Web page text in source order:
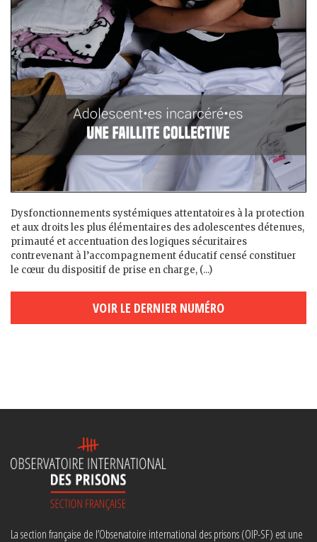
Dysfonctionnements systémiques attentatoires à la protection
et aux droits les plus élémentaires des adolescent·es détenu·es,
primauté et accentuation des logiques sécuritaires
contrevenant à l’accompagnement éducatif censé constituer
le cœur du dispositif de prise en charge, (...)
VOIR LE DERNIER NUMÉRO
La section française de l’Observatoire international des prisons (OIP-SF) est une